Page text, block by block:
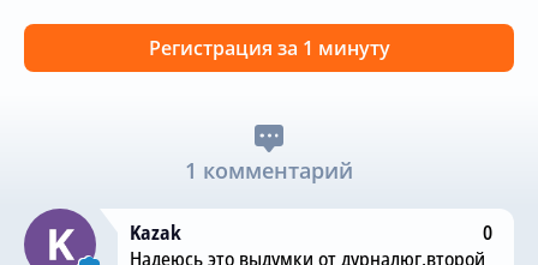
Регистрация за 1 минуту
1 комментарий
Kazak
0
Надеюсь это выдумки от дурналюг,второй